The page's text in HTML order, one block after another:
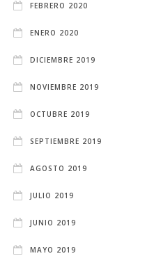
FEBRERO 2020
ENERO 2020
DICIEMBRE 2019
NOVIEMBRE 2019
OCTUBRE 2019
SEPTIEMBRE 2019
AGOSTO 2019
JULIO 2019
JUNIO 2019
MAYO 2019